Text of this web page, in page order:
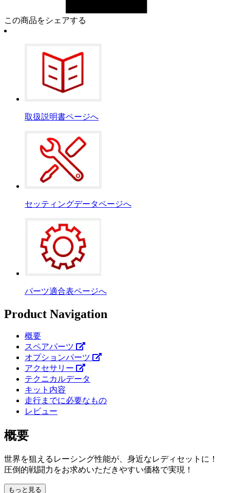
この商品をシェアする
取扱説明書ページへ
セッティングデータページへ
パーツ適合表ページへ
Product Navigation
概要
スペアパーツ
オプションパーツ
アクセサリー
テクニカルデータ
キット内容
走行までに必要なもの
レビュー
概要
世界を狙えるレーシング性能が、身近なレディセットに！
圧倒的戦闘力をお求めいただきやすい価格で実現！
もっと見る